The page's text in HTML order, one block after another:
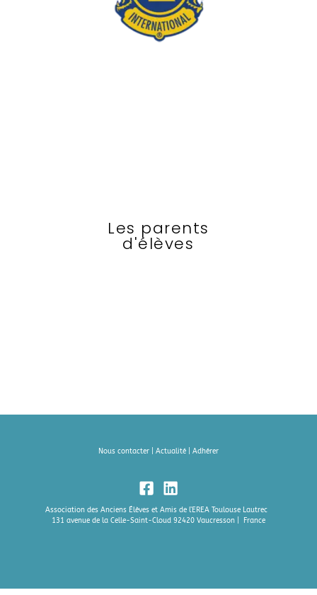
Les parents
d'élèves
Nous contacter Actualité Adhérer
Association des Anciens Élèves et Amis de l’EREA Toulouse Lautrec
131 avenue de la Celle-Saint-Cloud 92420 Vaucresson | France